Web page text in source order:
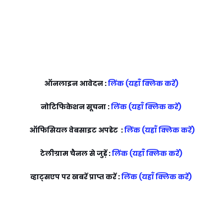
ऑनलाइन आवेदन :लिंक (यहाँ क्लिक करें)
नोटिफिकेशन सूचना :लिंक (यहाँ क्लिक करें)
ऑफिसियल वेबसाइट अपडेट :लिंक (यहाँ क्लिक करें)
टेलीग्राम चैनल से जुड़ें :लिंक (यहाँ क्लिक करें)
व्हाट्सएप पर खबरें प्राप्त करें :लिंक (यहाँ क्लिक करें)